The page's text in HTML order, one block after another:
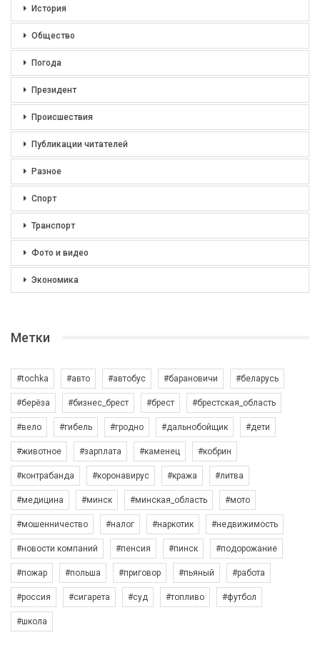
История
Общество
Погода
Президент
Происшествия
Публикации читателей
Разное
Спорт
Транспорт
Фото и видео
Экономика
Метки
#tochka #авто #автобус #барановичи #беларусь
#берёза #бизнес_брест #брест #брестская_область
#вело #гибель #гродно #дальнобойщик #дети
#животное #зарплата #каменец #кобрин
#контрабанда #коронавирус #кража #литва
#медицина #минск #минская_область #мото
#мошенничество #налог #наркотик #недвижимость
#новости компаний #пенсия #пинск #подорожание
#пожар #польша #приговор #пьяный #работа
#россия #сигарета #суд #топливо #футбол
#школа